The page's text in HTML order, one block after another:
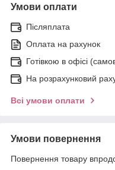
Умови оплати
Післяплата
Оплата на рахунок
Готівкою в офісі
На розрахунковий
Всі умови оплати
Умови повернення
Повернення товару